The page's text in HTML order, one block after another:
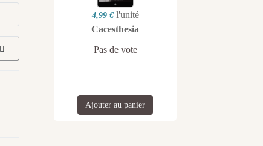
4,99 € l'unité
Cacesthesia
Pas de vote
Ajouter au panier